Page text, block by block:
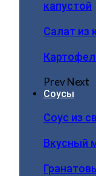
капустой
Салат из
PrevNext
Соусы
Соус из
Вкусный